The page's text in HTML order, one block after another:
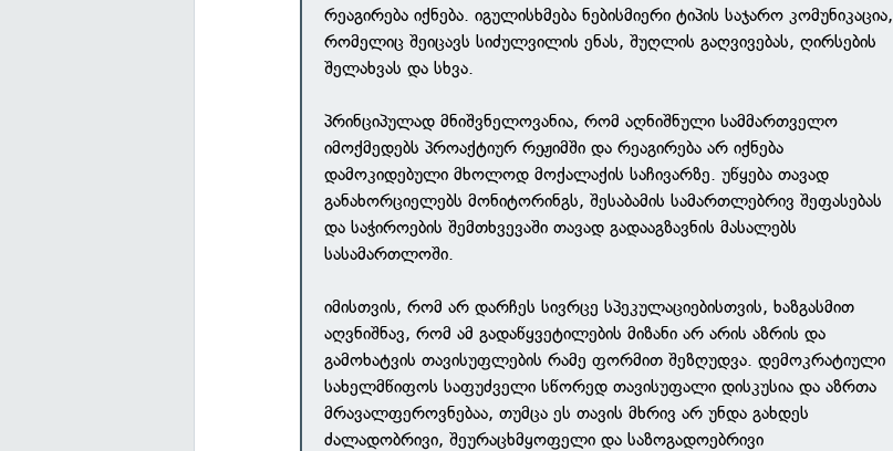
რეაგირება იქნება. იგულისხმება ნებისმიერი ტიპის საჯარო კომუნიკაცია,
რომელიც შეიცავს სიძულვილის ენას, შუღლის გაღვივებას, ღირსების
შელახვას და სხვა.
პრინციპულად მნიშვნელოვანია, რომ აღნიშნული სამმართველო
იმოქმედებს პროაქტიურ რეჟიმში და რეაგირება არ იქნება
დამოკიდებული მხოლოდ მოქალაქის საჩივარზე. უწყება თავად
განახორციელებს მონიტორინგს, შესაბამის სამართლებრივ შეფასებას
და საჭიროების შემთხვევაში თავად გადააგზავნის მასალებს
სასამართლოში.
იმისთვის, რომ არ დარჩეს სივრცე სპეკულაციებისთვის, ხაზგასმით
აღვნიშნავ, რომ ამ გადაწყვეტილების მიზანი არ არის აზრის და
გამოხატვის თავისუფლების რამე ფორმით შეზღუდვა. დემოკრატიული
სახელმწიფოს საფუძველი სწორედ თავისუფალი დისკუსია და აზრთა
მრავალფეროვნებაა, თუმცა ეს თავის მხრივ არ უნდა გახდეს
ძალადობრივი, შეურაცხმყოფელი და საზოგადოებრივი